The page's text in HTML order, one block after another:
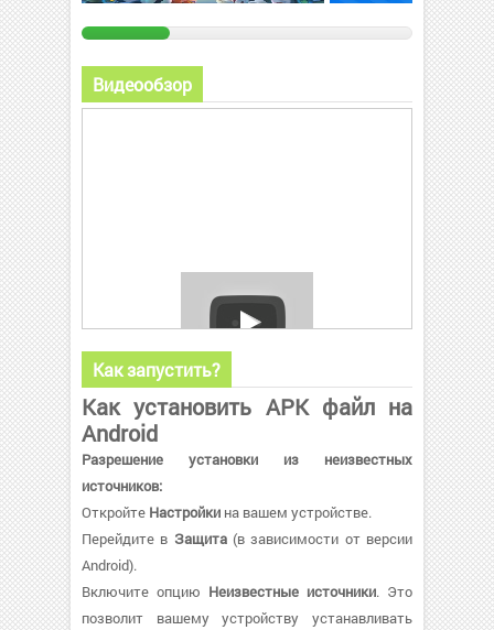
Видеообзор
Как запустить?
Как установить APK файл на
Android
Разрешение установки из неизвестных
источников:
Откройте Настройки на вашем устройстве.
Перейдите в Защита(в зависимости от версии
Android).
Включите опцию Неизвестные источники. Это
позволит вашему устройству устанавливать